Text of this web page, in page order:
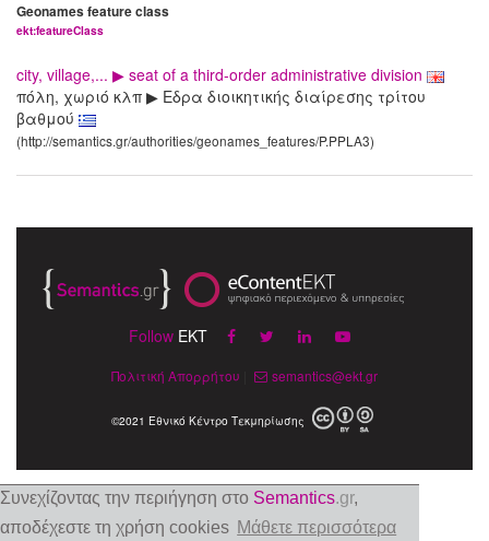
Συνεχίζοντας την περιήγηση στο Semantics.gr,
αποδέχεστε τη χρήση cookies Μάθετε περισσότερα
Geonames feature class
ekt:featureClass
city, village,... ▶ seat of a third-order administrative division
πόλη, χωριό κλπ ▶ Εδρα διοικητικής διαίρεσης τρίτου
βαθμού
(http://semantics.gr/authorities/geonames_features/P.PPLA3)
Follow EKT
Πολιτική Απορρήτου semantics@ekt.gr
©2021 Εθνικό Κέντρο Τεκμηρίωσης